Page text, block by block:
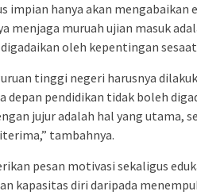
impian hanya akan mengabaikan
menjaga muruah ujian masuk
oleh kepentingan
tinggi negeri harusnya
depan pendidikan tidak boleh
jujur adalah hal yang utama,
tambahnya.
pesan motivasi sekaligus
kapasitas diri daripada